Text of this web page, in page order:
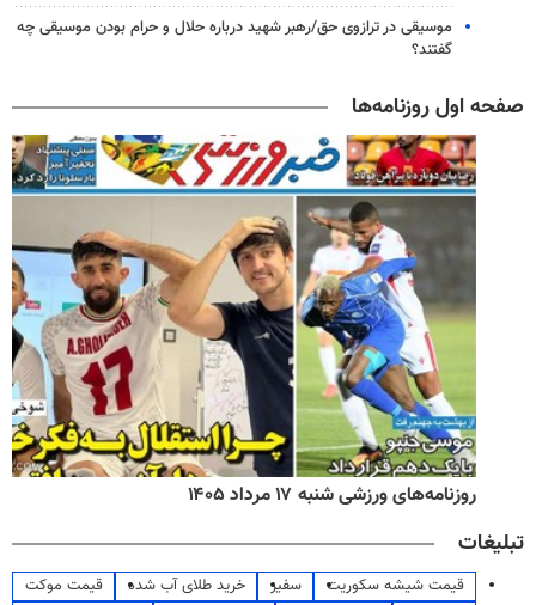
موسیقی در ترازوی حق/رهبر شهید درباره حلال و حرام بودن موسیقی چه
گفتند؟
صفحه اول روزنامه‌ها
روزنامه‌های ورزشی شنبه ۱۷ مرداد ۱۴۰۵
تبلیغات
قیمت شیشه سکوریت سفیر خرید طلای آب شده
قیمت موکت